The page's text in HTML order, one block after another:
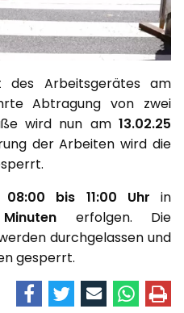
des Arbeitsgerätes am
Abtragung von zwei
wird nun am 13.02.25
der Arbeiten wird die
bis 11:00 Uhr in
erfolgen. Die
durchgelassen und
gesperrt.